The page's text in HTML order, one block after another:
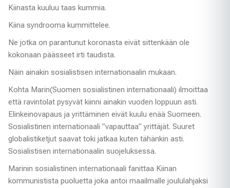
Kiinasta kuuluu taas kummia.
Kiina syndrooma kummittelee.
Ne jotka on parantunut koronasta eivät sittenkään ole
kokonaan päässeet irti taudista.
Näin ainakin sosialistisen internationaalin mukaan.
Kohta Marin(Suomen sosialistinen internationaali) ilmoittaa
että ravintolat pysyvät kiinni ainakin vuoden loppuun asti.
Elinkeinovapaus ja yrittäminen eivät kuulu enää Suomeen.
Sosialistinen internationaali ”vapauttaa” yrittäjät. Suuret
globalistiketjut saavat toki jatkaa kuten tähänkin asti.
Sosialistisen internationaalin suojeluksessa.
Marinin sosialistinen internationaali fanittaa Kiinan
kommunistista puoluetta joka antoi maailmalle joululahjaksi